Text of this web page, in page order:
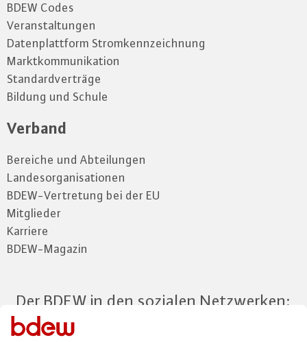
BDEW Codes
Veranstaltungen
Datenplattform Stromkennzeichnung
Marktkommunikation
Standardverträge
Bildung und Schule
Verband
Bereiche und Abteilungen
Landesorganisationen
BDEW-Vertretung bei der EU
Mitglieder
Karriere
BDEW-Magazin
Der BDEW in den sozialen Netzwerken: